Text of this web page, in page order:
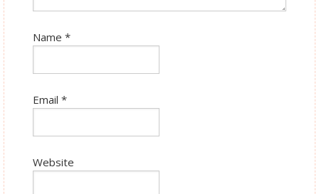
Name *
Email *
Website